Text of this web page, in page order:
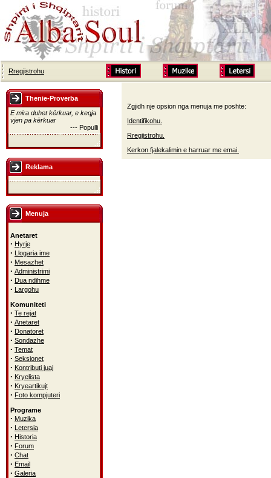
Rregjistrohu
Thenie-Proverba
E mira duhet kërkuar, e keqja
vjen pa kërkuar
--- Populli
Reklama
Menuja
Anetaret
· Hyrje
· Llogaria ime
· Mesazhet
· Administrimi
· Dua ndihme
· Largohu
Komuniteti
· Te rejat
· Anetaret
· Donatoret
· Sondazhe
· Temat
· Seksionet
· Kontributi juaj
· Kryelista
· Kryeartikujt
· Foto kompjuteri
Programe
· Muzika
· Letersia
· Historia
· Forum
· Chat
· Email
· Galeria
Zgjidh nje opsion nga menuja me poshte:
Identifikohu.
Rregjistrohu.
Kerkon fjalekalimin e harruar me emai.